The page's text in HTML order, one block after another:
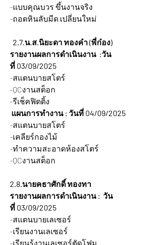
-แบบคุณบวร ขึ้นงานจริง
-ถอดหินลับมีด เปลี่ยนใหม่
2.7.น.ส.นิยะดา ทองคำ (พี่ก๋อง)
รายงานผลการดำเนินงาน  :วัน
ที่ 03/09/2025
-สแตนบายสโตร์
-QCงานสต็อก
-รีเช็คฟิตติ้ง
แผนการทำงาน : วันที่ 04/09/2025
-สแตนบายสโตร์
-เคลียร์กองไม้
-ทำความสะอาดห้องสโตร์
-QCงานสต็อก
2.8.นายคธาศักดิ์ ทองทา
รายงานผลการดำเนินงาน :  วัน
ที่ 03/09/2025
-สแตนบายเลเซอร์
-เรียนงานเลเซอร์
-เรียนรู้งานเลเซอร์ตัดโฟม